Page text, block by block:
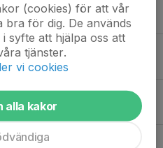
HERRAR
årsmöte
(cookies) för att vår
bra för dig. De används
syfte att hjälpa oss att
tjänster.
vi cookies
alla kakor